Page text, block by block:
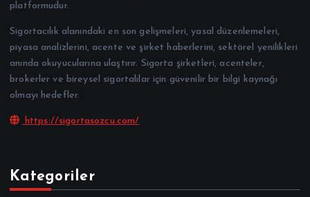
platformudur.
Sigortacılık alanındaki en son gelişmeleri, yasal düzenlemeleri,
piyasa analizlerini, acente ve şirket haberlerini, sektörel yenilikleri
anında okuyucularına ulaştırır. Sigorta şirketleri, acenteler,
brokerler ve bireysel sigortalılar için güvenilir bir bilgi kaynağı
olmayı hedefler.
https://sigortasozcu.com/
Kategoriler